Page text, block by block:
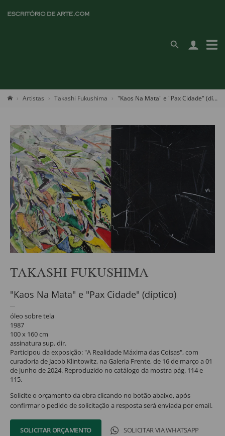
Artistas Takashi Fukushima "Kaos Na Mata" e "Pax Cidade" (díptico)
TAKASHI FUKUSHIMA
"Kaos Na Mata" e "Pax Cidade" (díptico)
óleo sobre tela
1987
100 x 160 cm
assinatura sup. dir.
Participou da exposição: "A Realidade Máxima das Coisas", com
curadoria de Jacob Klintowitz, na Galeria Frente, de 16 de março a 01
de junho de 2024. Reproduzido no catálogo da mostra pág. 114 e
115.
Solicite o orçamento da obra clicando no botão abaixo, após
confirmar o pedido de solicitação a resposta será enviada por email.
SOLICITAR ORÇAMENTO SOLICITAR VIA WHATSAPP